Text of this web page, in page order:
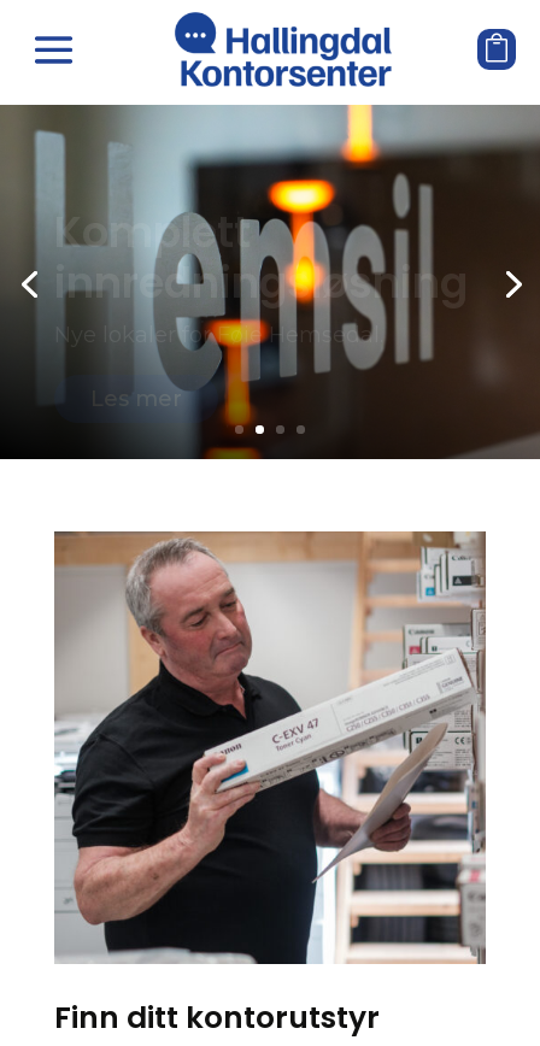
Komplett
innredningsløsning
Nye lokaler for Føie Hemsedal.
Les mer
Finn ditt kontorutstyr